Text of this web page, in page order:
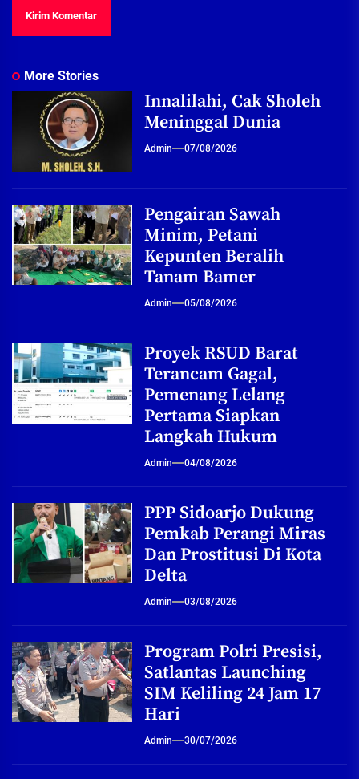
More Stories
Innalilahi, Cak Sholeh
Meninggal Dunia
Admin 07/08/2026
Pengairan Sawah
Minim, Petani
Kepunten Beralih
Tanam Bamer
Admin 05/08/2026
Proyek RSUD Barat
Terancam Gagal,
Pemenang Lelang
Pertama Siapkan
Langkah Hukum
Admin 04/08/2026
PPP Sidoarjo Dukung
Pemkab Perangi Miras
Dan Prostitusi Di Kota
Delta
Admin 03/08/2026
Program Polri Presisi,
Satlantas Launching
SIM Keliling 24 Jam 17
Hari
Admin 30/07/2026